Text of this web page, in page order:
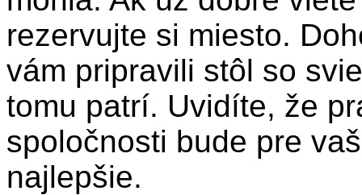
rezervujte si miesto.
vám pripravili stôl so
tomu patrí. Uvidíte, že
spoločnosti bude pre
najlepšie.